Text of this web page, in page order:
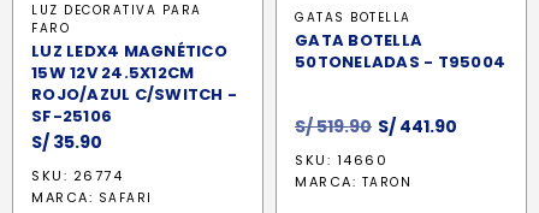
LUZ DECORATIVA PARA
FARO
LUZ LEDX4 MAGNÉTICO
15W 12V 24.5X12CM
ROJO/AZUL C/SWITCH -
SF-25106
S/ 35.90
SKU: 26774
MARCA: SAFARI
GATAS BOTELLA
GATA BOTELLA
50TONELADAS - T95004
S/519.90 El
precio
original
S/ 441.90
SKU: 14660
MARCA: TARON